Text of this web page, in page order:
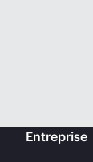
Entreprise